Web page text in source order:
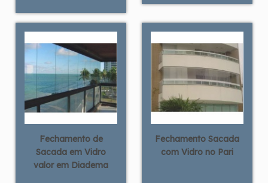
Fechamento de
Sacada em Vidro
valor em Diadema
Fechamento Sacada
com Vidro no Pari